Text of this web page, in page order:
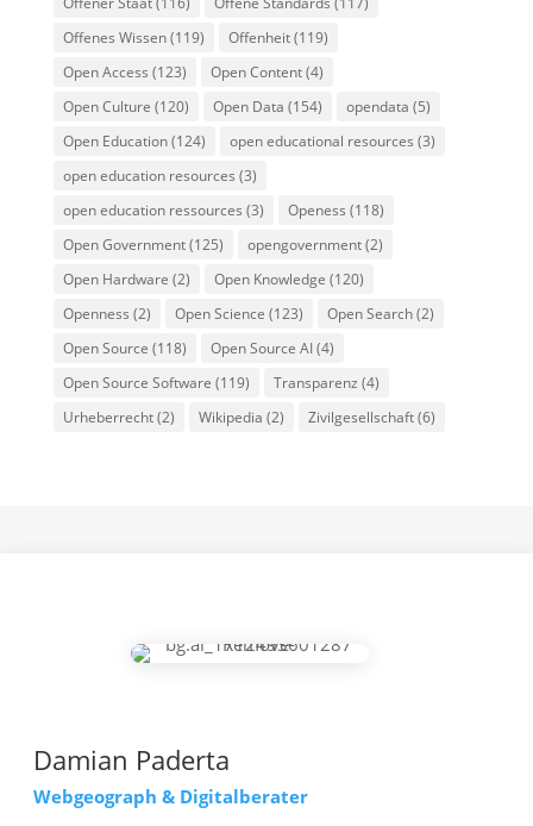
Offenes Wissen(119) Offenheit(119)
Open Access (123) Open Content(4)
Open Culture (120) Open Data (154) opendata (5)
Open Education(124) open educational resources (3)
open education resources (3)
open education ressources (3) Openess (118)
Open Government(125) opengovernment(2)
Open Hardware (2) Open Knowledge (120)
Openness (2) Open Science (123) Open Search(2)
Open Source (118) Open Source AI(4)
Open Source Software (119) Transparenz (4)
Urheberrecht(2) Wikipedia (2) Zivilgesellschaft(6)
Damian Paderta
Webgeograph & Digitalberater